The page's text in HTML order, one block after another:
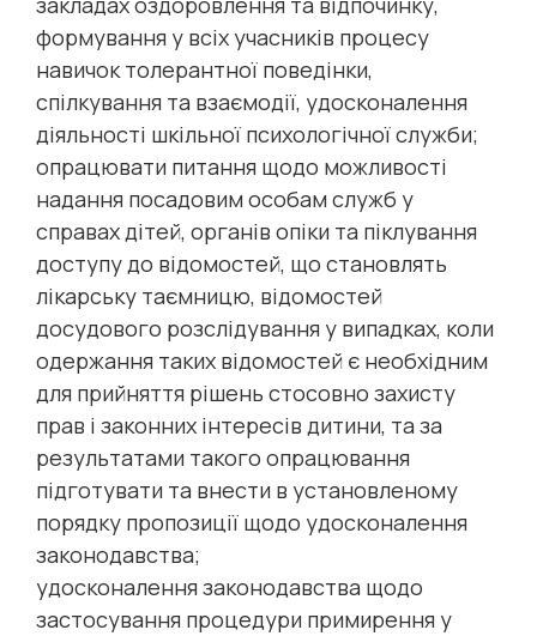
формування у всіх учасників процесу
навичок толерантної поведінки,
спілкування та взаємодії, удосконалення
діяльності шкільної психологічної служби;
опрацювати питання щодо можливості
надання посадовим особам служб у
справах дітей, органів опіки та піклування
доступу до відомостей, що становлять
лікарську таємницю, відомостей
досудового розслідування у випадках, коли
одержання таких відомостей є необхідним
для прийняття рішень стосовно захисту
прав і законних інтересів дитини, та за
результатами такого опрацювання
підготувати та внести в установленому
порядку пропозиції щодо удосконалення
законодавства;
удосконалення законодавства щодо
застосування процедури примирення у